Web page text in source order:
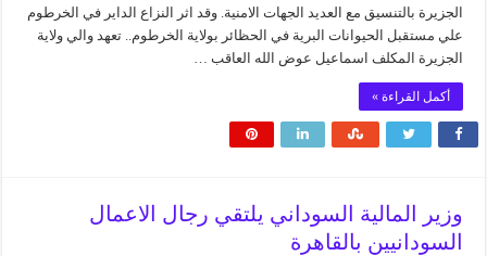
الجزيرة بالتنسيق مع العديد الجهات الامنية. وقد اثر النزاع الداير في الخرطوم
علي مستقبل الحيوانات البرية في الحظائر بولاية الخرطوم.. تعهد والي ولاية
الجزيرة المكلف اسماعيل عوض الله العاقب …
أكمل القراءة »
وزير المالية السوداني يلتقي رجال الاعمال
السودانيين بالقاهرة